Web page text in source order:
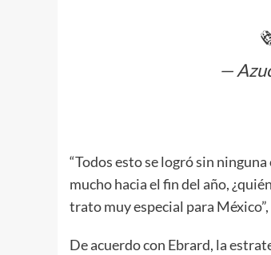
—
“Todos esto se logró sin
mucho hacia el fin del año,
trato muy especial para
De acuerdo con Ebrard, la